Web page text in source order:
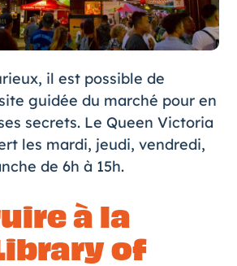
il est possible de
guidée du marché pour en
secrets. Le Queen Victoria
les mardi, jeudi, vendredi,
de 6h à 15h.
à la
of